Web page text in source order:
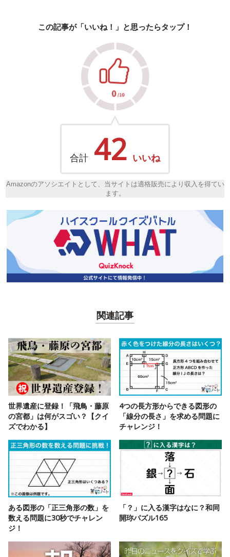
この記事が「いいね！」と思ったらタップ！
合計 42 いいね
Amazonのアソシエイトとして、当サイトは適格販売により収入を得てい
ます。
関連記事
世界遺産に登録！「飛鳥・藤原
の宮都」は何がスゴい？【クイ
ズでわかる】
4つの長方形からできる図形の
「線分の長さ」を求める問題に
チャレンジ！
ある図形の「正三角形の数」を
数える問題に30秒でチャレン
ジ！
「？」に入る漢字はなに？和同
開珎パズル165